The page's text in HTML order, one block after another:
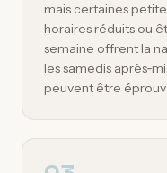
mais certaines
horaires réduits ou
semaine offrent la
les samedis
peuvent être